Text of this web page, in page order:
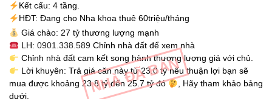
NHÀ ĐÃ BÁN
Kết cấu: 4 tầng.
HĐT: Đang cho Nha khoa thuê 60triệu/tháng
Giá chào: 27 tỷ thương lượng mạnh
LH: 0901.338.589Chỉnh nhà đất để xem nhà
Chỉnh nhà đất cam kết song hành thương lượng giá với chủ.
Lời khuyên: Trả giá căn này từ 23.0 tỷ nếu thuận lợi bạn sẽ
mua được khoảng 23.8 tỷ đến 25.7 tỷ đó
, Hãy tham khảo bảng
dưới.